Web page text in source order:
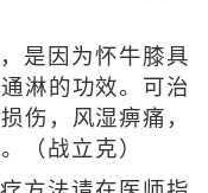
是因为怀牛膝具
淋的功效。可治
伤，风湿痹痛，
（战立克）